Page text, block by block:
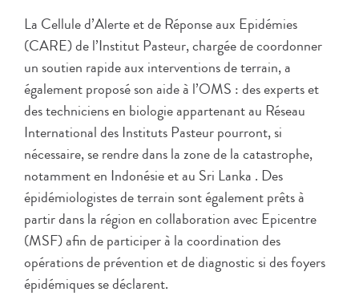
La Cellule d’Alerte et de Réponse aux Epidémies
(CARE) de l’Institut Pasteur, chargée de coordonner
un soutien rapide aux interventions de terrain, a
également proposé son aide à l’OMS : des experts et
des techniciens en biologie appartenant au Réseau
International des Instituts Pasteur pourront, si
nécessaire, se rendre dans la zone de la catastrophe,
notamment en Indonésie et au Sri Lanka . Des
épidémiologistes de terrain sont également prêts à
partir dans la région en collaboration avec Epicentre
(MSF) afin de participer à la coordination des
opérations de prévention et de diagnostic si des foyers
épidémiques se déclarent.